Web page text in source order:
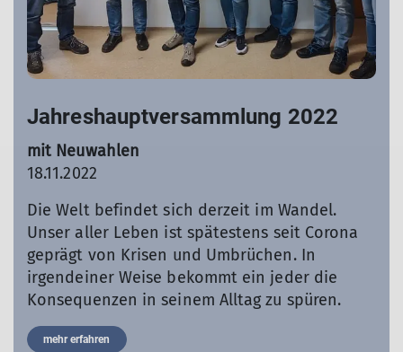
Jahreshauptversammlung 2022
mit Neuwahlen
18.11.2022
Die Welt befindet sich derzeit im Wandel.
Unser aller Leben ist spätestens seit Corona
geprägt von Krisen und Umbrüchen. In
irgendeiner Weise bekommt ein jeder die
Konsequenzen in seinem Alltag zu spüren.
mehr erfahren